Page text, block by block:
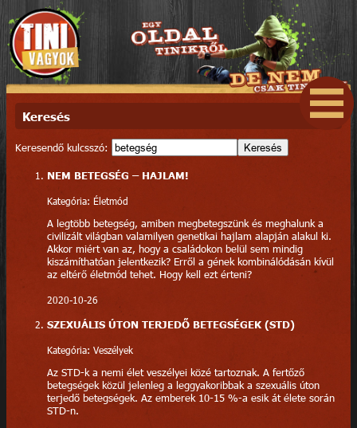
Keresés
Keresendő kulcsszó: Keresés
NEM BETEGSÉG – HAJLAM!
Kategória: Életmód
A legtöbb betegség, amiben megbetegszünk és meghalunk a
civilizált világban valamilyen genetikai hajlam alapján alakul ki.
Akkor miért van az, hogy a családokon belül sem mindig
kiszámíthatóan jelentkezik? Erről a gének kombinálódásán kívül
az eltérő életmód tehet. Hogy kell ezt érteni?
2020-10-26
SZEXUÁLIS ÚTON TERJEDŐ BETEGSÉGEK (STD)
Kategória: Veszélyek
Az STD-k a nemi élet veszélyei közé tartoznak. A fertőző
betegségek közül jelenleg a leggyakoribbak a szexuális úton
terjedő betegségek. Az emberek 10-15 %-a esik át élete során
STD-n.